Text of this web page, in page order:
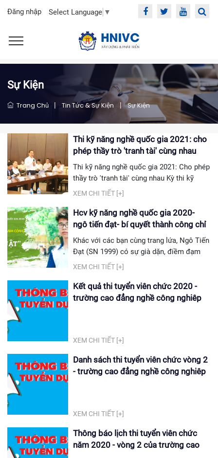
Đăng nhập Select Language ▼
Sự Kiện
Trang Chủ | Tin Tức & Sự Kiện | Sự Kiện
Thi kỹ năng nghề quốc gia 2021: cho
phép thầy trò 'tranh tài' cùng nhau
Thi kỹ năng nghề quốc gia 2021: Cho phép
thầy trò 'tranh tài' cùng nhau Kỳ thi kỹ
năng nghề quốc gia lần thứ 12 năm 2021
tuổi trở xuống dự thi, mà sẽ mở rộng đối
tượng tham dự là người lao động có độ
XEM CHI TIẾT [+]
Hcv kỹ năng nghề quốc gia 2020-
ngô tiến đạt- bí quyết thành công chỉ
có 2 từ "kỷ luật"
Khác với các bạn cùng trang lứa, Ngô Tiến
Đạt (SN 1999) có sự già dặn, điềm đạm
của một bạn trẻ nhưng giàu trải nghiệm.
nhiều lựa chọn cho những công việc tốt.
Nhận thấy ước muốn và năng lực của bản
XEM CHI TIẾT [+]
Kết quả thi tuyển viên chức 2020 -
trường cao đẳng nghề công nghiêp
XEM CHI TIẾT [+]
Danh sách thi tuyển viên chức vòng 2
- trường cao đẳng nghề công nghiêp
XEM CHI TIẾT [+]
Thông báo lịch thi tuyển viên chức
năm 2020 - vòng 2 của trường cao